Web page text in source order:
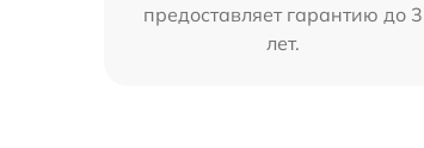
предоставляет гарантию до 3
лет.